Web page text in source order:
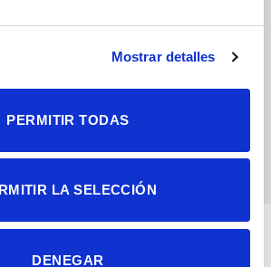
Mostrar detalles
PERMITIR TODAS
LA SELECCIÓN
DENEGAR
22 dec 2026